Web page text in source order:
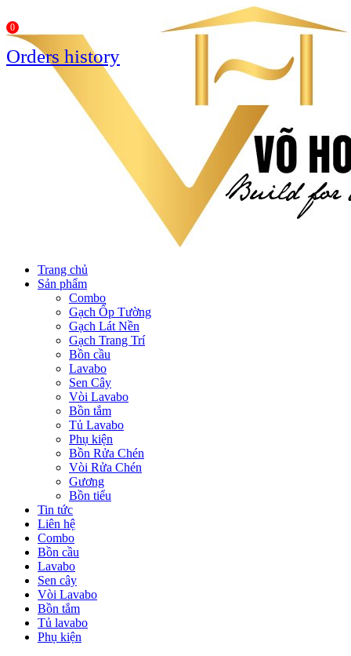
Trang chủ
Sản phẩm
Combo
Gạch Ốp Tường
Gạch Lát Nền
Gạch Trang Trí
Bồn cầu
Lavabo
Sen Cây
Vòi Lavabo
Bồn tắm
Tủ Lavabo
Phụ kiện
Bồn Rửa Chén
Vòi Rửa Chén
Gương
Bồn tiểu
Tin tức
Liên hệ
Combo
Bồn cầu
Lavabo
Sen cây
Vòi Lavabo
Bồn tắm
Tủ lavabo
Phụ kiện
0
Orders history